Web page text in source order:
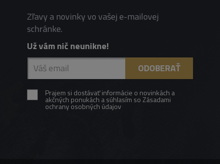
Zľavy a novinky vo vašej e-mailovej
schránke.
Už vám nič neunikne!
Prajem si dostávať informácie o novinkách a
akčných ponukách a súhlasím so Zásadami
ochrany osobných údajov